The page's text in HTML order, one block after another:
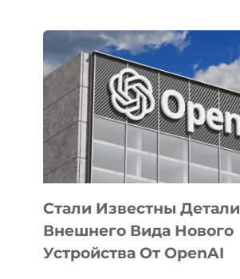
ПРИОРИТЕТНЫЕ
ЗАДАЧИ
ПО
РАЗВИТИЮ
ЭКОСИСТЕМЫ
ИСКУССТВЕННОГО
ИНТЕЛЛЕКТА
Стали Известны Детали
Внешнего Вида Нового
Устройства От OpenAI